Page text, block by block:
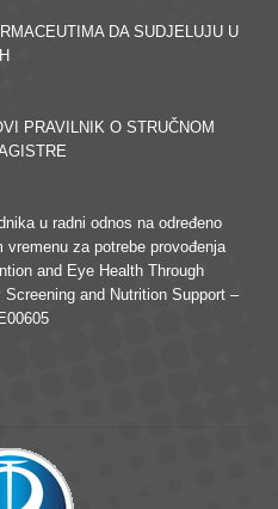
DA SUDJELUJU U
PRAVILNIK O STRUČNOM
u radni odnos na određeno
vremenu za potrebe provođenja
and Eye Health Through
and Nutrition Support –